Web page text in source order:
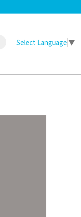
Select Language ▼